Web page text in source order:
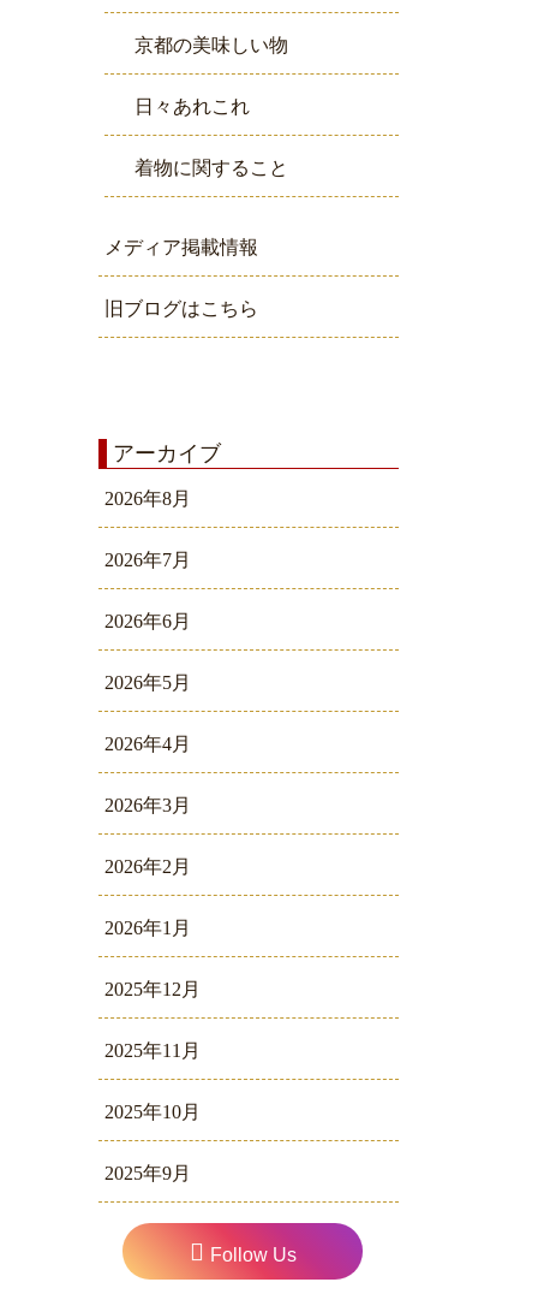
京都の美味しい物
日々あれこれ
着物に関すること
メディア掲載情報
旧ブログはこちら
アーカイブ
2026年8月
2026年7月
2026年6月
2026年5月
2026年4月
2026年3月
2026年2月
2026年1月
2025年12月
2025年11月
2025年10月
2025年9月
Follow Us